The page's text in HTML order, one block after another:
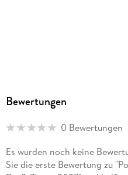
Bewertungen
0 Bewertungen
Es wurden noch keine
Sie die erste Bewertung zu